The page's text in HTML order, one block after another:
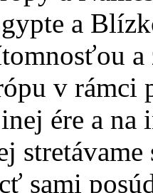
a
v rámci
ére a na
sami